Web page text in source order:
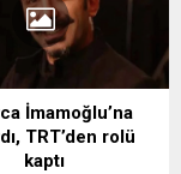
İmamoğlu’na
TRT’den rolü
kaptı